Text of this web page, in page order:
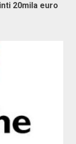
20mila euro